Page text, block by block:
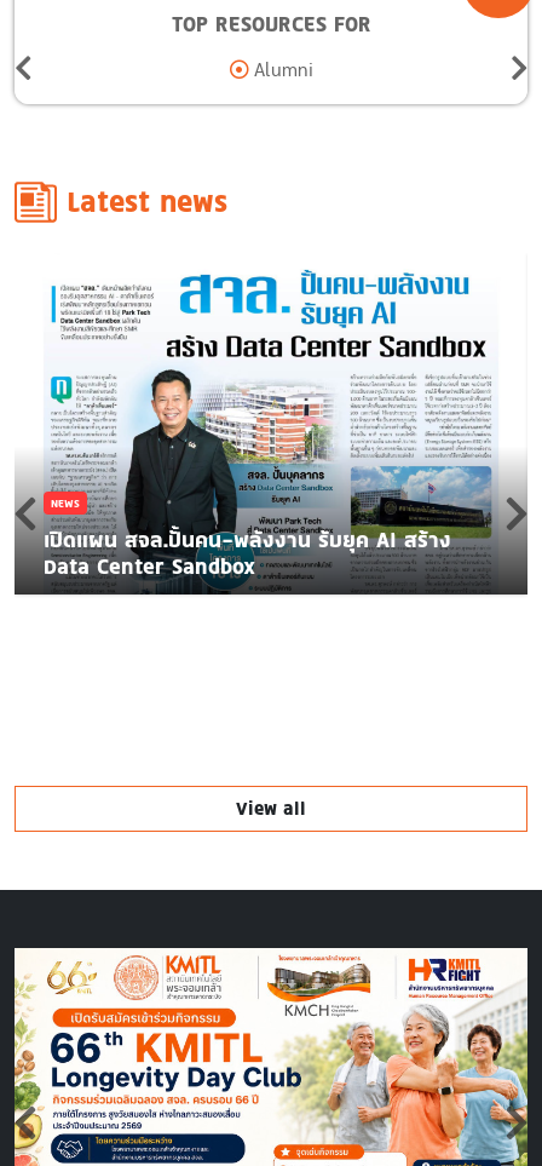
TOP RESOURCES FOR
Alumni
Latest news
NEWS
เปิดแผน สจล.ปั้นคน-พลังงาน รับยุค AI สร้าง
Data Center Sandbox
View all